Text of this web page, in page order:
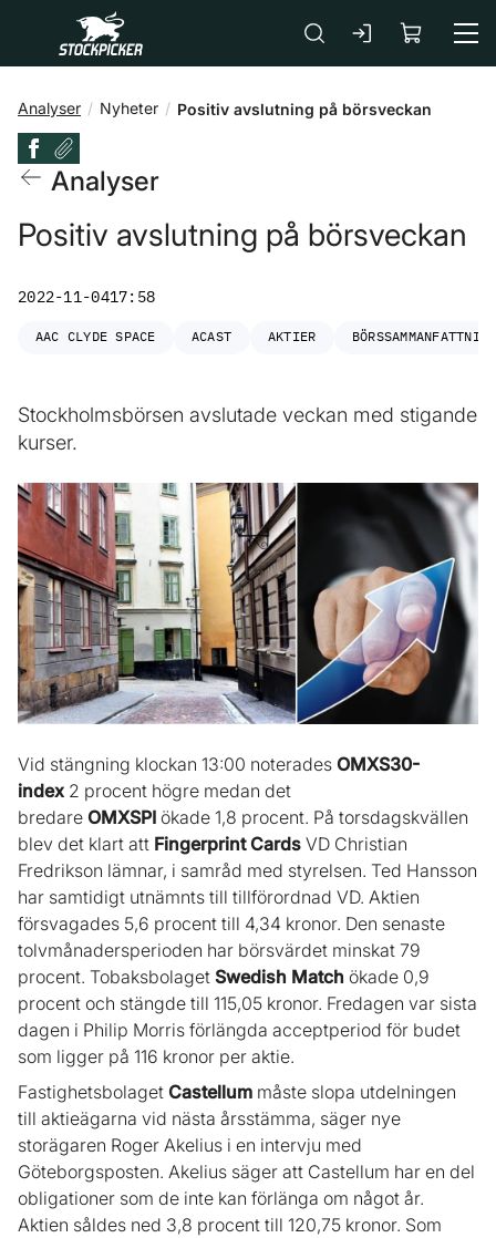
Gå till huvudinnehåll
Analyser Nyheter Positiv avslutning på börsveckan
Analyser
Positiv avslutning på börsveckan
2022-11-0417:58
AAC CLYDE SPACE ACAST AKTIER BÖRSSAMMANFATTNING
Stockholmsbörsen avslutade veckan med stigande
kurser.
Vid stängning klockan 13:00 noterades OMXS30-
index 2 procent högre medan det
bredare OMXSPI ökade 1,8 procent. På torsdagskvällen
blev det klart att Fingerprint Cards VD Christian
Fredrikson lämnar, i samråd med styrelsen. Ted Hansson
har samtidigt utnämnts till tillförordnad VD. Aktien
försvagades 5,6 procent till 4,34 kronor. Den senaste
tolvmånadersperioden har börsvärdet minskat 79
procent. Tobaksbolaget Swedish Match ökade 0,9
procent och stängde till 115,05 kronor. Fredagen var sista
dagen i Philip Morris förlängda acceptperiod för budet
som ligger på 116 kronor per aktie.
Fastighetsbolaget Castellum måste slopa utdelningen
till aktieägarna vid nästa årsstämma, säger nye
storägaren Roger Akelius i en intervju med
Göteborgsposten. Akelius säger att Castellum har en del
obligationer som de inte kan förlänga om något år.
Aktien såldes ned 3,8 procent till 120,75 kronor. Som